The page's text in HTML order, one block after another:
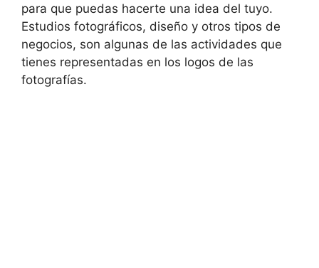
para que puedas hacerte una idea del tuyo.
Estudios fotográficos, diseño y otros tipos de
negocios, son algunas de las actividades que
tienes representadas en los logos de las
fotografías.